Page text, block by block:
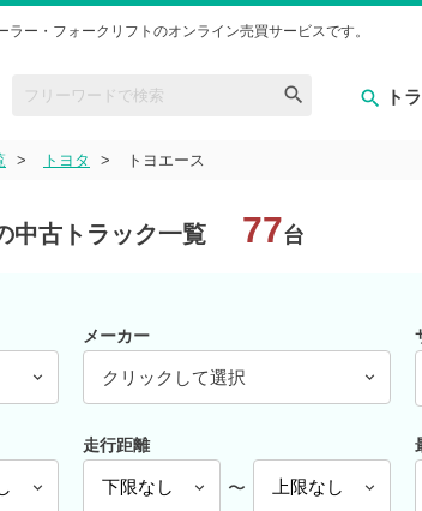
ラー・フォークリフトのオンライン売買サービスです。
ト
トヨタ トヨエース
中古トラック一覧 77台
メーカー
クリックして選択
走行距離
〜